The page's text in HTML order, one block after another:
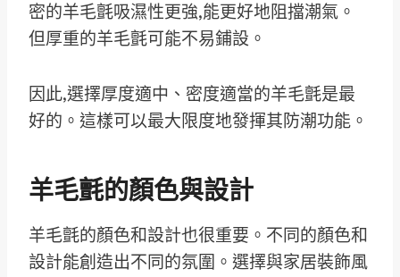
密的羊毛氈吸濕性更強,能更好地阻擋潮氣。
但厚重的羊毛氈可能不易鋪設。
因此,選擇厚度適中、密度適當的羊毛氈是最
好的。這樣可以最大限度地發揮其防潮功能。
羊毛氈的顏色與設計
羊毛氈的顏色和設計也很重要。不同的顏色和
設計能創造出不同的氛圍。選擇與家居裝飾風